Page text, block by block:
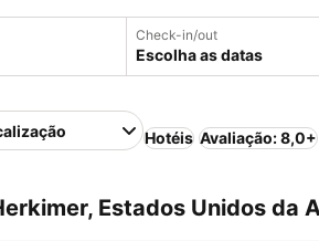
Check-in/out
Escolha as datas
Hotéis Avaliação: 8,0+
Estados Unidos da